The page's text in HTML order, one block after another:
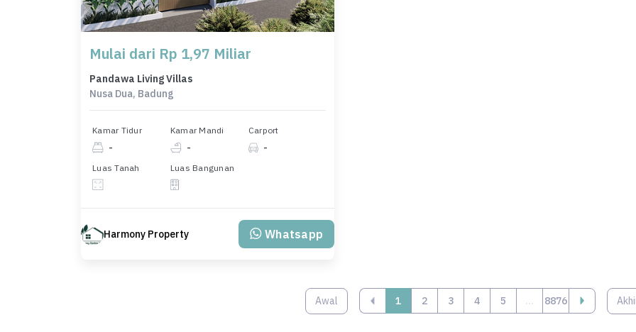
Mulai dari Rp 1,97 Miliar
Pandawa Living Villas
Nusa Dua, Badung
Kamar Tidur
-
Kamar Mandi
-
Carport
-
Luas Tanah Luas Bangunan
Harmony Property Whatsapp
Awal ‹ 1 2 3 4 5 ... 8876